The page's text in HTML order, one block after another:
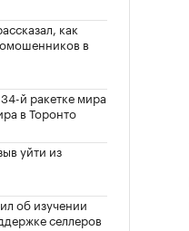
как
в
й ракетке мира
в Торонто
уйти из
об изучении
селлеров